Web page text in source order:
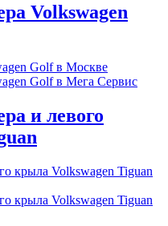
Volkswagen
и левого